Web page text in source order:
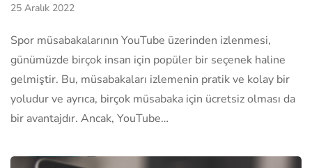
25 Aralık 2022
Spor müsabakalarının YouTube üzerinden izlenmesi,
günümüzde birçok insan için popüler bir seçenek haline
gelmiştir. Bu, müsabakaları izlemenin pratik ve kolay bir
yoludur ve ayrıca, birçok müsabaka için ücretsiz olması da
bir avantajdır. Ancak, YouTube…